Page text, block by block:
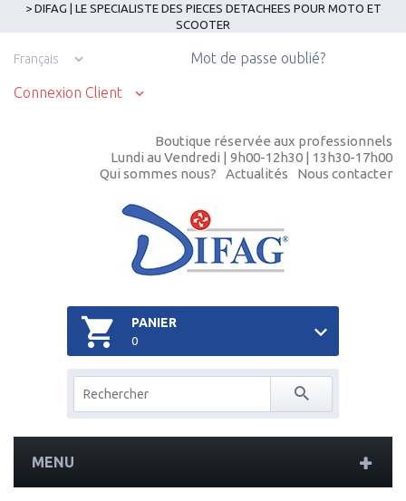
> DIFAG | LE SPECIALISTE DES PIECES DETACHEES POUR MOTO ET
SCOOTER
Français
Connexion Client
Mot de passe oublié?
Boutique réservée aux professionnels
Lundi au Vendredi | 9h00-12h30 | 13h30-17h00
Qui sommes nous?
Actualités Nous contacter
PANIER
0
MENU